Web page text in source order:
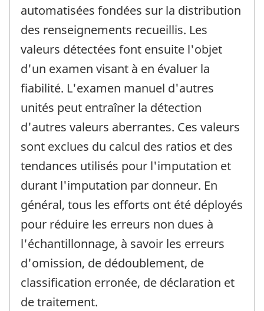
automatisées fondées sur la distribution
des renseignements recueillis. Les
valeurs détectées font ensuite l'objet
d'un examen visant à en évaluer la
fiabilité. L'examen manuel d'autres
unités peut entraîner la détection
d'autres valeurs aberrantes. Ces valeurs
sont exclues du calcul des ratios et des
tendances utilisés pour l'imputation et
durant l'imputation par donneur. En
général, tous les efforts ont été déployés
pour réduire les erreurs non dues à
l'échantillonnage, à savoir les erreurs
d'omission, de dédoublement, de
classification erronée, de déclaration et
de traitement.